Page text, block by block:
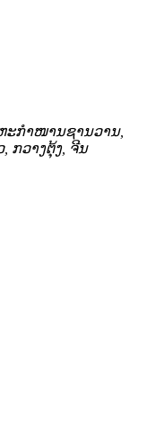
ຫະກຳໜານຊານວານ,
ກວາງຕຸ້ງ, ຈີນ